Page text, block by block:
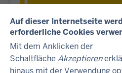
Auf dieser Internetseite
erforderliche Cookies
Mit dem Anklicken der
Schaltfläche Akzeptieren
hinaus mit der Verwendung
LERNEN UND